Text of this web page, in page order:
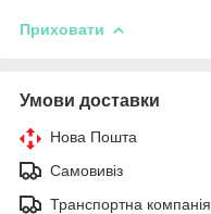
Приховати
Умови доставки
Нова Пошта
Самовивіз
Транспортна компанія